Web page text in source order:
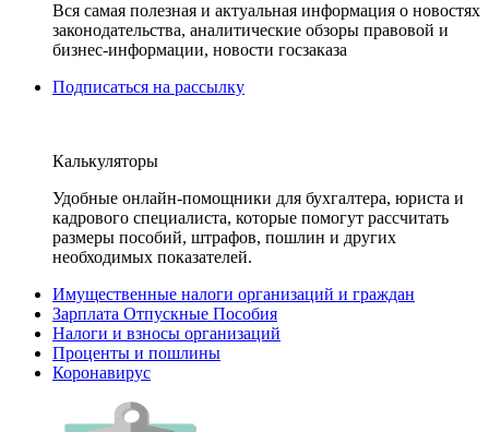
Вся самая полезная и актуальная информация о новостях
законодательства, аналитические обзоры правовой и
бизнес-информации, новости госзаказа
Подписаться на рассылку
Калькуляторы
Удобные онлайн-помощники для бухгалтера, юриста и
кадрового специалиста, которые помогут рассчитать
размеры пособий, штрафов, пошлин и других
необходимых показателей.
Имущественные налоги организаций и граждан
Зарплата Отпускные Пособия
Налоги и взносы организаций
Проценты и пошлины
Коронавирус